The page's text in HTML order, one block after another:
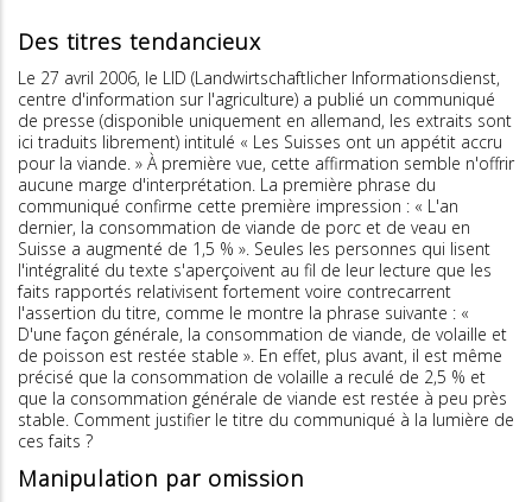
Des titres tendancieux
Le 27 avril 2006, le LID (Landwirtschaftlicher Informationsdienst,
centre d'information sur l'agriculture) a publié un communiqué
de presse (disponible uniquement en allemand, les extraits sont
ici traduits librement) intitulé « Les Suisses ont un appétit accru
pour la viande. » À première vue, cette affirmation semble n'offrir
aucune marge d'interprétation. La première phrase du
communiqué confirme cette première impression : « L'an
dernier, la consommation de viande de porc et de veau en
Suisse a augmenté de 1,5 % ». Seules les personnes qui lisent
l'intégralité du texte s'aperçoivent au fil de leur lecture que les
faits rapportés relativisent fortement voire contrecarrent
l'assertion du titre, comme le montre la phrase suivante : «
D'une façon générale, la consommation de viande, de volaille et
de poisson est restée stable ». En effet, plus avant, il est même
précisé que la consommation de volaille a reculé de 2,5 % et
que la consommation générale de viande est restée à peu près
stable. Comment justifier le titre du communiqué à la lumière de
ces faits ?
Manipulation par omission